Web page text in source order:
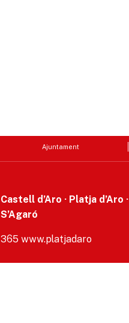
Ajuntament
Castell d’Aro · Platja d’Aro ·
S’Agaró
365 www.platjadaro